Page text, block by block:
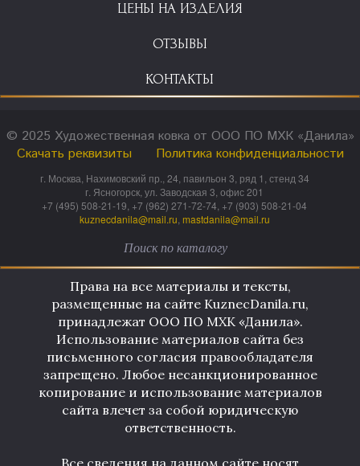
ЦЕНЫ НА ИЗДЕЛИЯ
ОТЗЫВЫ
КОНТАКТЫ
© 2025 Художественная ковка от ООО ПО МХК «Данила»
Скачать реквизиты
Политика конфиденциальности
г. Москва, Нахимовский пр., 24, павильон 3, ряд 1, стенд 34
г. Ясногорск, ул. Заводская 3, офис 201
+7 (495) 508-21-19, +7 (962) 271-72-74, +7 (903) 508-21-04
kuznecdanila@mail.ru mastdanila@mail.ru
Права на все материалы и тексты,
размещенные на сайте KuznecDanila.ru,
принадлежат ООО ПО МХК «Данила».
Использование материалов сайта без
письменного согласия правообладателя
запрещено. Любое несанкционированное
копирование и использование материалов
сайта влечет за собой юридическую
ответственность.
Все сведения на данном сайте носят